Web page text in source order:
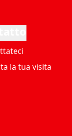
la tua visita